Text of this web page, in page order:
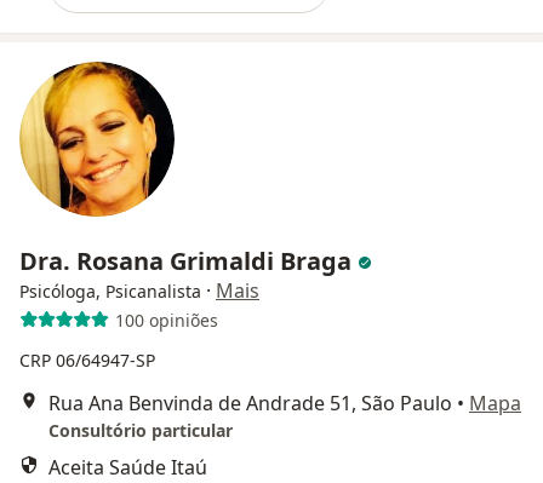
Dra. Rosana Grimaldi Braga
Psicóloga, Psicanalista · Mais
100 opiniões
CRP 06/64947-SP
Rua Ana Benvinda de Andrade 51, São Paulo • Mapa
Consultório particular
Aceita Saúde Itaú